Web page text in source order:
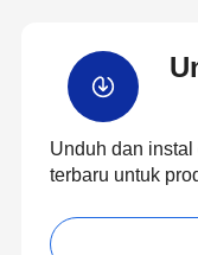
Unduh dan
terbaru untuk